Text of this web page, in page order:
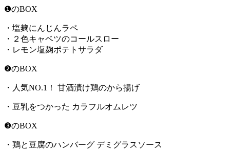
❶のBOX
・塩麹にんじんラペ
・２色キャベツのコールスロー
・レモン塩麹ポテトサラダ
❷のBOX
・人気NO.1！ 甘酒漬け鶏のから揚げ
・豆乳をつかった カラフルオムレツ
❸のBOX
・鶏と豆腐のハンバーグ デミグラスソース